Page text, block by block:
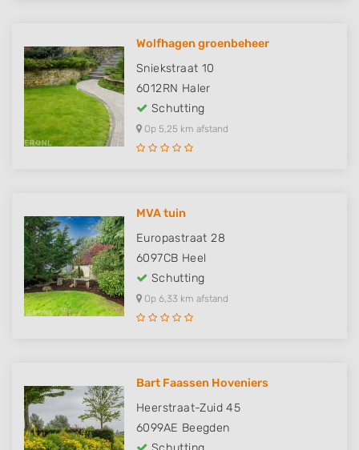
Wolfhagen groenbeheer
Sniekstraat 10
6012RN Haler
Schutting
Op 5,25 km afstand
MVA tuin
Europastraat 28
6097CB Heel
Schutting
Op 6,33 km afstand
Bart Faassen Hoveniers
Heerstraat-Zuid 45
6099AE Beegden